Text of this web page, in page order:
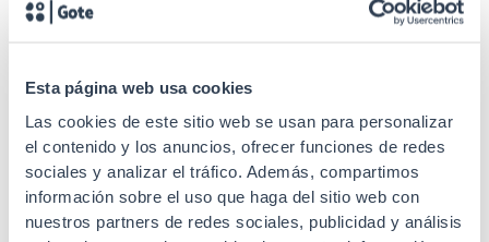
Esta página web usa cookies
Las cookies de este sitio web se usan para personalizar
el contenido y los anuncios, ofrecer funciones de redes
sociales y analizar el tráfico. Además, compartimos
información sobre el uso que haga del sitio web con
nuestros partners de redes sociales, publicidad y análisis
cable
Tipo de fibra
G.657.A2
Radio curvatura
min. estático